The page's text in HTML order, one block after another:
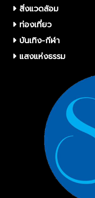
สิ่งแวดล้อม
ท่องเที่ยว
บันเทิง-กีฬา
แสงแห่งธรรม